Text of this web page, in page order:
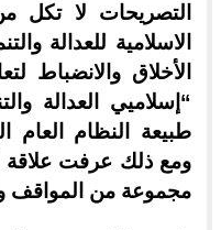
التصريحات لا تكل
الاسلامية للعدالة
الأخلاق والانضباط
“إسلاميي العدالة
طبيعة النظام العام
ومع ذلك عرفت علاقة
مجموعة من المواقف